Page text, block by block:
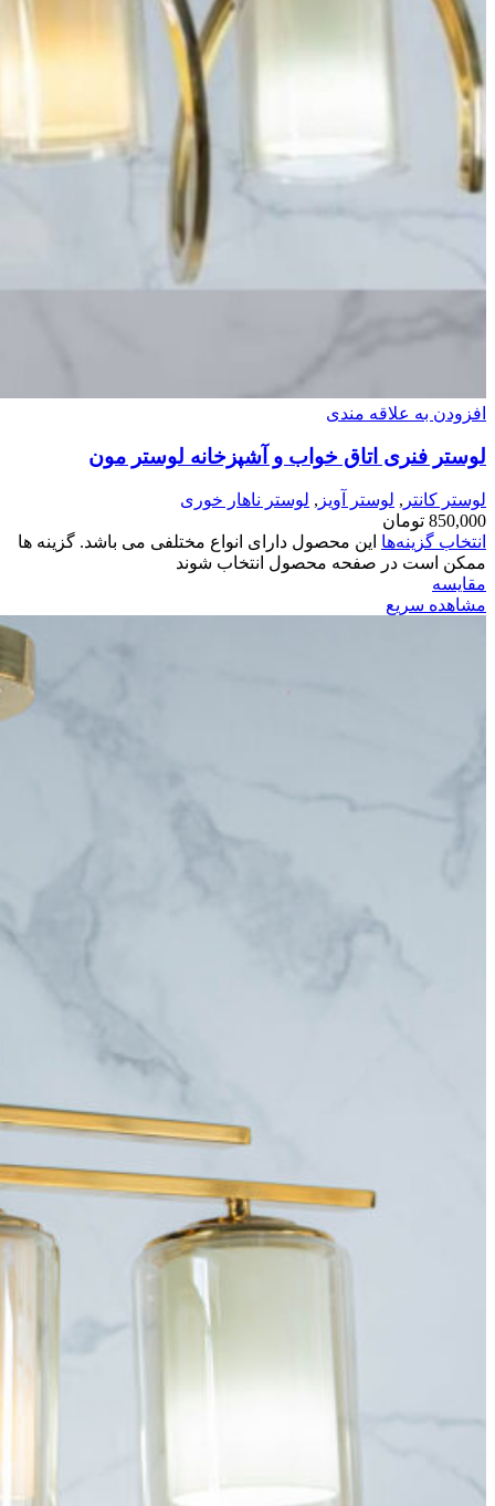
افزودن به علاقه مندی
لوستر فنری اتاق خواب و آشپزخانه لوستر مون
لوستر کانتر , لوستر آویز , لوستر ناهار خوری
850,000 تومان
انتخاب گزینه‌ها این محصول دارای انواع مختلفی می باشد. گزینه ها
ممکن است در صفحه محصول انتخاب شوند
مقایسه
مشاهده سریع